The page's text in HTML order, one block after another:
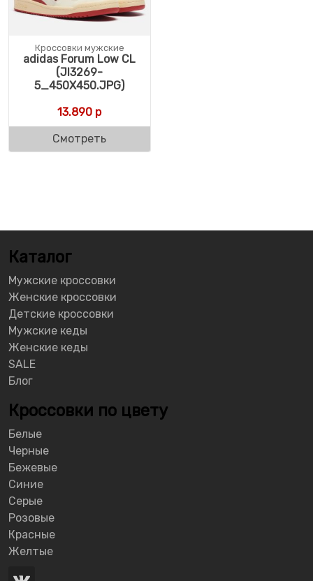
Кроссовки мужские
adidas Forum Low CL
(JI3269-
5_450X450.JPG)
13.890 р
Смотреть
Каталог
Мужские кроссовки
Женские кроссовки
Детские кроссовки
Мужские кеды
Женские кеды
SALE
Блог
Кроссовки по цвету
Белые
Черные
Бежевые
Синие
Серые
Розовые
Красные
Желтые